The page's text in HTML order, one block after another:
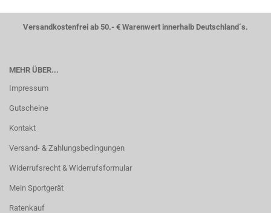
Versandkostenfrei ab 50.- € Warenwert innerhalb Deutschland´s.
MEHR ÜBER...
Impressum
Gutscheine
Kontakt
Versand- & Zahlungsbedingungen
Widerrufsrecht & Widerrufsformular
Mein Sportgerät
Ratenkauf